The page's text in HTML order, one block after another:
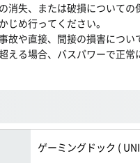
失、または破損についての
め行ってください。
や直接、間接の損害につ
る場合、バスパワーで正常
ゲーミングドック (